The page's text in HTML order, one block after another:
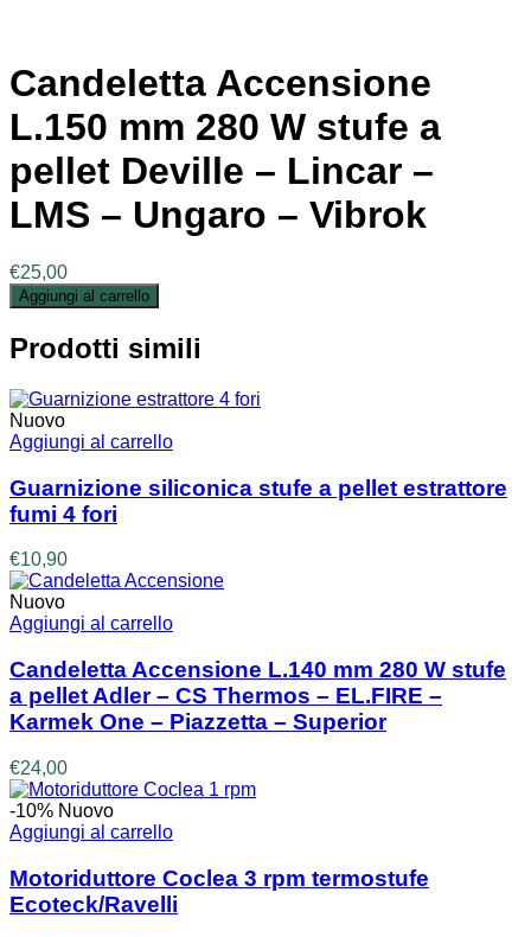
Candeletta Accensione
L.150 mm 280 W stufe a
pellet Deville – Lincar –
LMS – Ungaro – Vibrok
€25,00
Aggiungi al carrello
Prodotti simili
Nuovo
Aggiungi al carrello
Guarnizione siliconica stufe a pellet estrattore
fumi 4 fori
€10,90
Nuovo
Aggiungi al carrello
Candeletta Accensione L.140 mm 280 W stufe
a pellet Adler – CS Thermos – EL.FIRE –
Karmek One – Piazzetta – Superior
€24,00
-10% Nuovo
Aggiungi al carrello
Motoriduttore Coclea 3 rpm termostufe
Ecoteck/Ravelli